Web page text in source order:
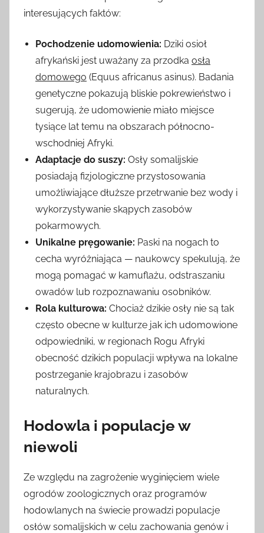
interesujących faktów:
Pochodzenie udomowienia: Dziki osioł
afrykański jest uważany za przodka osła
domowego (Equus africanus asinus). Badania
genetyczne pokazują bliskie pokrewieństwo i
sugerują, że udomowienie miało miejsce
tysiące lat temu na obszarach północno-
wschodniej Afryki.
Adaptacje do suszy: Osły somalijskie
posiadają fizjologiczne przystosowania
umożliwiające dłuższe przetrwanie bez wody i
wykorzystywanie skąpych zasobów
pokarmowych.
Unikalne pręgowanie: Paski na nogach to
cecha wyróżniająca — naukowcy spekulują, że
mogą pomagać w kamuflażu, odstraszaniu
owadów lub rozpoznawaniu osobników.
Rola kulturowa: Chociaż dzikie osły nie są tak
często obecne w kulturze jak ich udomowione
odpowiedniki, w regionach Rogu Afryki
obecność dzikich populacji wpływa na lokalne
postrzeganie krajobrazu i zasobów
naturalnych.
Hodowla i populacje w
niewoli
Ze względu na zagrożenie wyginięciem wiele
ogrodów zoologicznych oraz programów
hodowlanych na świecie prowadzi populacje
osłów somalijskich w celu zachowania genów i